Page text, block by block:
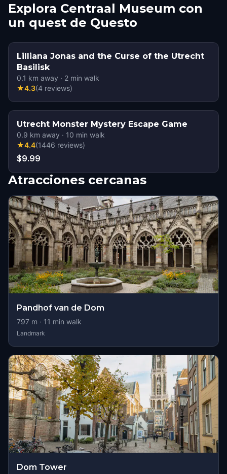
Explora Centraal Museum con
un quest de Questo
Lilliana Jonas and the Curse of the Utrecht
Basilisk
0.1 km away · 2 min walk
★4.3(4 reviews)
Utrecht Monster Mystery Escape Game
0.9 km away · 10 min walk
★4.4(1446 reviews)
$9.99
Atracciones cercanas
Pandhof van de Dom
797 m · 11 min walk
Landmark
Dom Tower